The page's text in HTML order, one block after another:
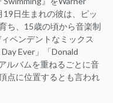
日生まれの彼は、ピッ
ち、15歳の頃から音楽制
ペンデントなミックス
Ever」「Donald
ルバムを重ねるごとに音
点に位置するとも言われ